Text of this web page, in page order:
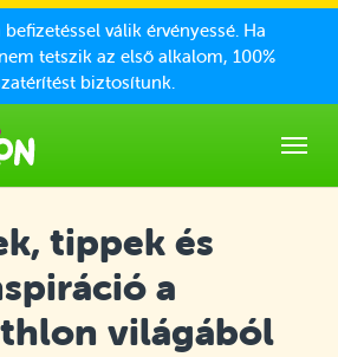
válik érvényessé. Ha
tetszik az első alkalom, 100%
biztosítunk.
tippek és
a
világából